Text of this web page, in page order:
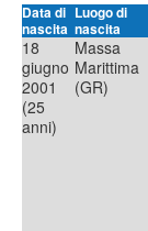
Data di
nascita
Luogo di
nascita
18
giugno
2001
(25
anni)
Massa
Marittima
(GR)